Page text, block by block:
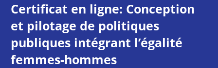
Certificat en ligne: Conception
et pilotage de politiques
publiques intégrant l’égalité
femmes-hommes